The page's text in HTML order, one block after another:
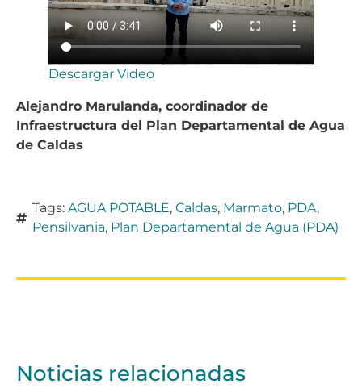
Descargar Video
Alejandro Marulanda, coordinador de
Infraestructura del Plan Departamental de Agua
de Caldas
Tags: AGUA POTABLE, Caldas, Marmato, PDA,
Pensilvania, Plan Departamental de Agua (PDA)
Noticias relacionadas